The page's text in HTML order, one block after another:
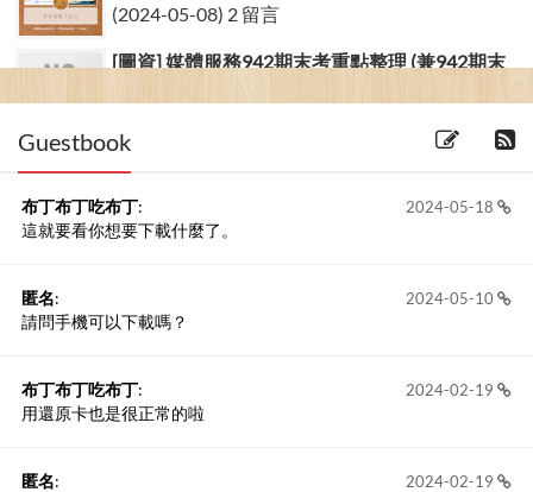
(2024-05-08) 2 留言
[圖資] 媒體服務942期末考重點整理 (兼942期末
Guestbook
2024-05-18
布丁布丁吃布丁:
這就要看你想要下載什麼了。
2024-05-10
匿名:
請問手機可以下載嗎？
2024-02-19
布丁布丁吃布丁:
用還原卡也是很正常的啦
2024-02-19
匿名: